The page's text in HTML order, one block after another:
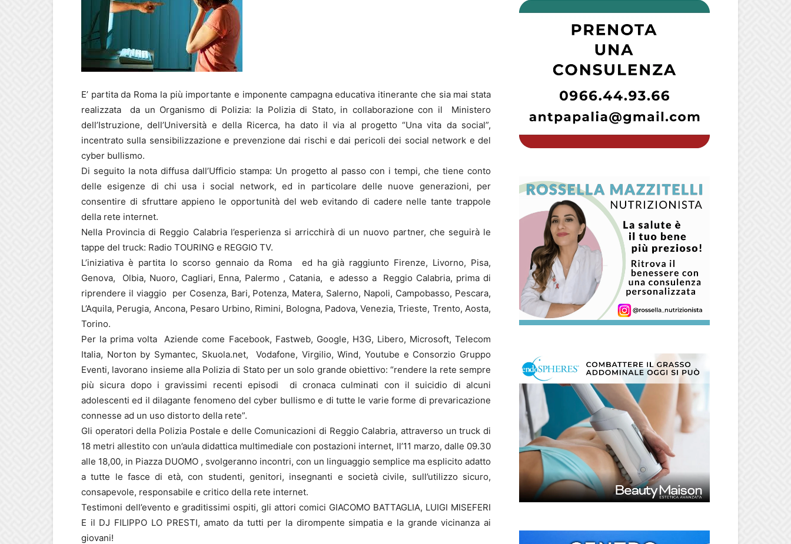
E’ partita da Roma la più importante e imponente campagna educativa itinerante che sia mai stata
realizzata da un Organismo di Polizia: la Polizia di Stato, in collaborazione con il Ministero
dell’Istruzione, dell’Università e della Ricerca, ha dato il via al progetto “Una vita da social”,
incentrato sulla sensibilizzazione e prevenzione dai rischi e dai pericoli dei social network e del
cyber bullismo.
Di seguito la nota diffusa dall’Ufficio stampa: Un progetto al passo con i tempi, che tiene conto
delle esigenze di chi usa i social network, ed in particolare delle nuove generazioni, per
consentire di sfruttare appieno le opportunità del web evitando di cadere nelle tante trappole
della rete internet.
Nella Provincia di Reggio Calabria l’esperienza si arricchirà di un nuovo partner, che seguirà le
tappe del truck: Radio TOURING e REGGIO TV.
L’iniziativa è partita lo scorso gennaio da Roma ed ha già raggiunto Firenze, Livorno, Pisa,
Genova, Olbia, Nuoro, Cagliari, Enna, Palermo , Catania, e adesso a Reggio Calabria, prima di
riprendere il viaggio per Cosenza, Bari, Potenza, Matera, Salerno, Napoli, Campobasso, Pescara,
L’Aquila, Perugia, Ancona, Pesaro Urbino, Rimini, Bologna, Padova, Venezia, Trieste, Trento, Aosta,
Torino.
Per la prima volta Aziende come Facebook, Fastweb, Google, H3G, Libero, Microsoft, Telecom
Italia, Norton by Symantec, Skuola.net, Vodafone, Virgilio, Wind, Youtube e Consorzio Gruppo
Eventi, lavorano insieme alla Polizia di Stato per un solo grande obiettivo: “rendere la rete sempre
più sicura dopo i gravissimi recenti episodi di cronaca culminati con il suicidio di alcuni
adolescenti ed il dilagante fenomeno del cyber bullismo e di tutte le varie forme di prevaricazione
connesse ad un uso distorto della rete”.
Gli operatori della Polizia Postale e delle Comunicazioni di Reggio Calabria, attraverso un truck di
18 metri allestito con un’aula didattica multimediale con postazioni internet, ll’11 marzo, dalle 09.30
alle 18,00, in Piazza DUOMO , svolgeranno incontri, con un linguaggio semplice ma esplicito adatto
a tutte le fasce di età, con studenti, genitori, insegnanti e società civile, sull’utilizzo sicuro,
consapevole, responsabile e critico della rete internet.
Testimoni dell’evento e graditissimi ospiti, gli attori comici GIACOMO BATTAGLIA, LUIGI MISEFERI
E il DJ FILIPPO LO PRESTI, amato da tutti per la dirompente simpatia e la grande vicinanza ai
giovani!